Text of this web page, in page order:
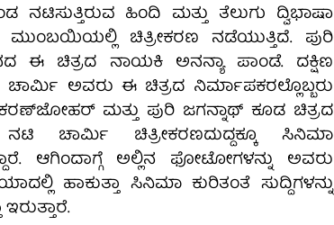
ಹಿಂದಿ ಮತ್ತು ತೆಲುಗು ದ್ವಿಭಾಷಾ
ಮುಂಬಯಿಯಲ್ಲಿ ಚಿತ್ರೀಕರಣ ನಡೆಯುತ್ತಿದೆ. ಪುರಿ
ಈ ಚಿತ್ರದ ನಾಯಕಿ ಅನನ್ಯಾ ಪಾಂಡೆ. ದಕ್ಷಿಣ
ಅವರು ಈ ಚಿತ್ರದ ನಿರ್ಮಾಪಕರಲ್ಲೊಬ್ಬರು
ಕರಣ್‌ಜೋಹರ್‌ ಮತ್ತು ಪುರಿ ಜಗನ್ನಾಥ್ ಕೂಡ ಚಿತ್ರದ
ಚಾರ್ಮಿ ಚಿತ್ರೀಕರಣದುದ್ದಕ್ಕೂ ಸಿನಿಮಾ
ಆಗಿಂದಾಗ್ಗೆ ಅಲ್ಲಿನ ಫೋಟೋಗಳನ್ನು ಅವರು
ಹಾಕುತ್ತಾ ಸಿನಿಮಾ ಕುರಿತಂತೆ ಸುದ್ದಿಗಳನ್ನು